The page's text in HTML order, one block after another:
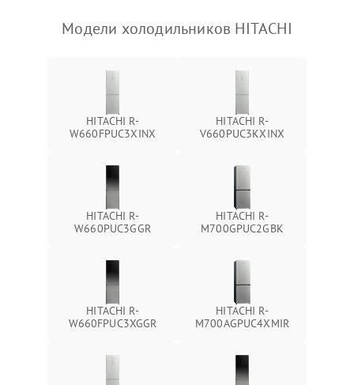
Модели холодильников HITACHI
HITACHI R-
W660FPUC3XINX
HITACHI R-
V660PUC3KXINX
HITACHI R-
W660PUC3GGR
HITACHI R-
M700GPUC2GBK
HITACHI R-
W660FPUC3XGGR
HITACHI R-
M700AGPUC4XMIR